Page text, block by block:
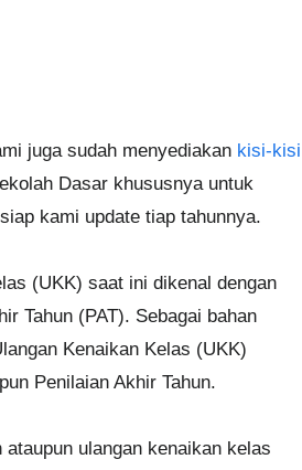
juga sudah menyediakan kisi-kisi
Dasar khususnya untuk
kami update tiap tahunnya.
(UKK) saat ini dikenal dengan
Tahun (PAT). Sebagai bahan
Kenaikan Kelas (UKK)
Penilaian Akhir Tahun.
ataupun ulangan kenaikan kelas